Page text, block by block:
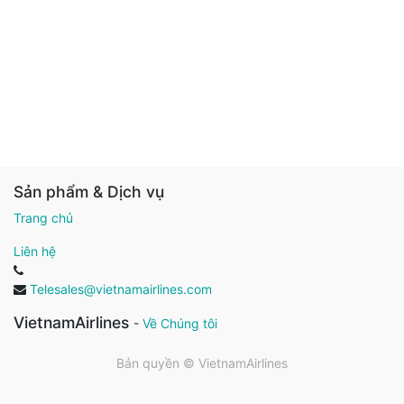
Sản phẩm & Dịch vụ
Trang chủ
Liên hệ
Telesales@vietnamairlines.com
VietnamAirlines - Về Chúng tôi
Bản quyền © VietnamAirlines